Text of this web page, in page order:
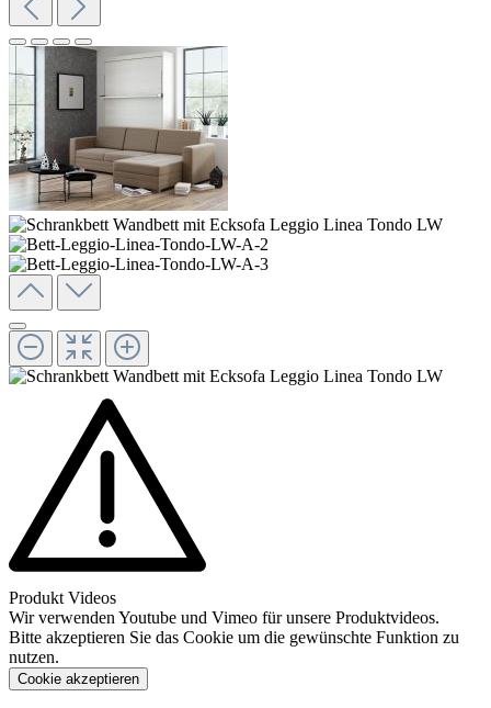
Produkt Videos
Wir verwenden Youtube und Vimeo für unsere Produktvideos.
Bitte akzeptieren Sie das Cookie um die gewünschte Funktion zu
nutzen.
Cookie akzeptieren